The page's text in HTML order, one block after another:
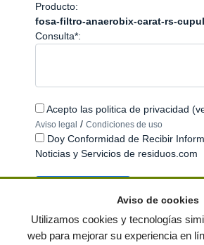
Producto:
fosa-filtro-anaerobix-carat-rs-
Consulta*:
Acepto las politica de privacidad
Aviso legal / Condiciones de uso
Doy Conformidad de Recibir
Noticias y Servicios de residuos.com
Aviso de cookies
Utilizamos cookies y tecnologías
web para mejorar su experiencia en